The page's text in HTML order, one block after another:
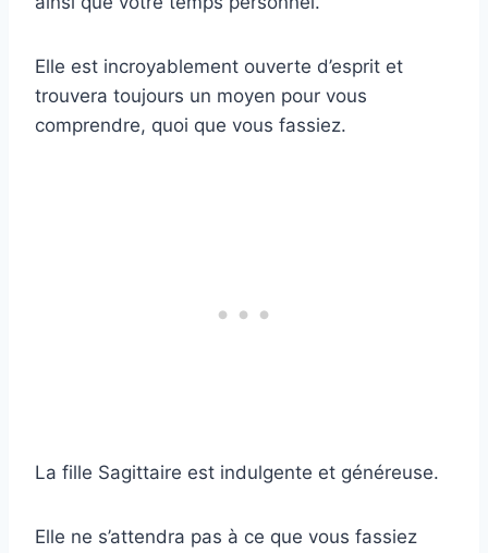
Elle est incroyablement ouverte d’esprit et
trouvera toujours un moyen pour vous
comprendre, quoi que vous fassiez.
La fille Sagittaire est indulgente et généreuse.
Elle ne s’attendra pas à ce que vous fassiez